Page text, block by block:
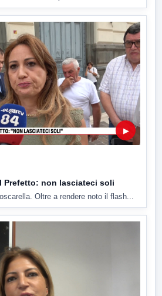
▶
Prefetto: non lasciateci soli
Oltre a rendere noto il flash...